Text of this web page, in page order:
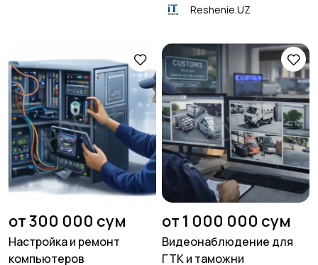
Reshenie.UZ
от 300 000 сум
Настройка и ремонт
компьютеров
от 1 000 000 сум
Видеонаблюдение для
ГТК и таможни